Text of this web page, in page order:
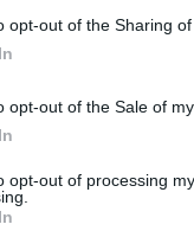
opt-out of the Sharing
opt-out of the Sale of
opt-out of processing
încălca legea, ne